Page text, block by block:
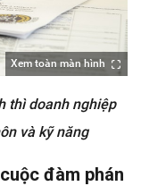
Xem toàn màn hình
thì doanh nghiệp
và kỹ năng
đàm phán